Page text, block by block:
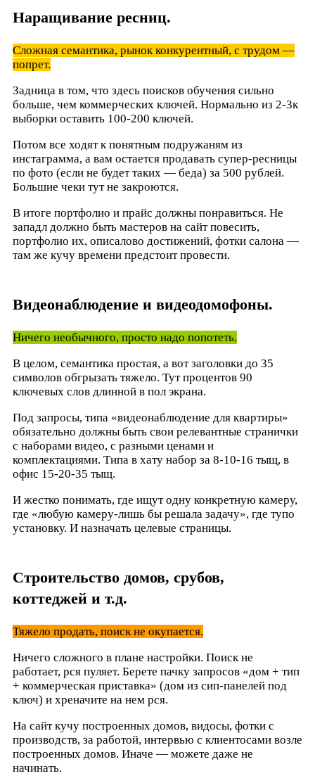
Наращивание ресниц.
Сложная семантика, рынок конкурентный, с трудом —
попрет.
Задница в том, что здесь поисков обучения сильно
больше, чем коммерческих ключей. Нормально из 2-3к
выборки оставить 100-200 ключей.
Потом все ходят к понятным подружаням из
инстаграмма, а вам остается продавать супер-ресницы
по фото (если не будет таких — беда) за 500 рублей.
Большие чеки тут не закроются.
В итоге портфолио и прайс должны понравиться. Не
западл должно быть мастеров на сайт повесить,
портфолио их, описалово достижений, фотки салона —
там же кучу времени предстоит провести.
Видеонаблюдение и видеодомофоны.
Ничего необычного, просто надо попотеть.
В целом, семантика простая, а вот заголовки до 35
символов обгрызать тяжело. Тут процентов 90
ключевых слов длинной в пол экрана.
Под запросы, типа «видеонаблюдение для квартиры»
обязательно должны быть свои релевантные странички
с наборами видео, с разными ценами и
комплектациями. Типа в хату набор за 8-10-16 тыщ, в
офис 15-20-35 тыщ.
И жестко понимать, где ищут одну конкретную камеру,
где «любую камеру-лишь бы решала задачу», где тупо
установку. И назначать целевые страницы.
Строительство домов, срубов,
коттеджей и т.д.
Тяжело продать, поиск не окупается.
Ничего сложного в плане настройки. Поиск не
работает, рся пуляет. Берете пачку запросов «дом + тип
+ коммерческая приставка» (дом из сип-панелей под
ключ) и хреначите на нем рся.
На сайт кучу построенных домов, видосы, фотки с
производств, за работой, интервью с клиентосами возле
построенных домов. Иначе — можете даже не
начинать.